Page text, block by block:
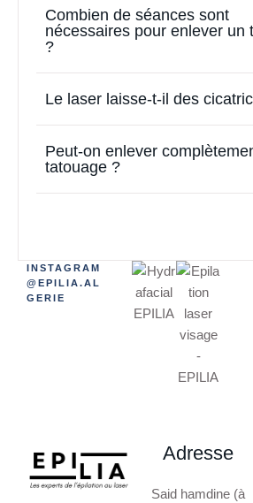
Combien de séances sont
nécessaires pour enlever un
?
Le laser laisse-t-il des
Peut-on enlever
tatouage ?
INSTAGRAM
@EPILIA.AL
GERIE
Adresse
Said hamdine (à